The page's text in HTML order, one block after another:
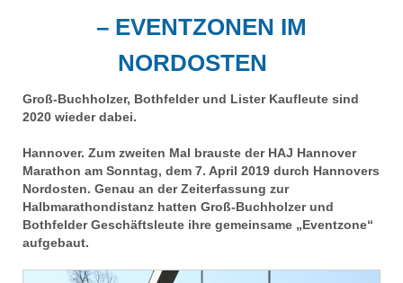
– EVENTZONEN IM
NORDOSTEN
Groß-Buchholzer, Bothfelder und Lister Kaufleute sind
2020 wieder dabei.
Hannover. Zum zweiten Mal brauste der HAJ Hannover
Marathon am Sonntag, dem 7. April 2019 durch Hannovers
Nordosten. Genau an der Zeiterfassung zur
Halbmarathondistanz hatten Groß-Buchholzer und
Bothfelder Geschäftsleute ihre gemeinsame „Eventzone“
aufgebaut.